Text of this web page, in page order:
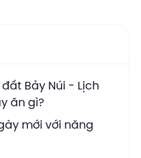
Bảy Núi - Lịch
ăn gì?
mới với năng